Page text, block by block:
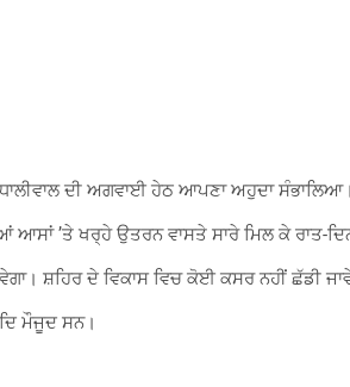
ਦੀ ਅਗਵਾਈ ਹੇਠ ਆਪਣਾ ਅਹੁਦਾ ਸੰਭਾਲਿਆ।
ਆਸਾਂ ’ਤੇ ਖਰ੍ਹੇ ਉਤਰਨ ਵਾਸਤੇ ਸਾਰੇ ਮਿਲ ਕੇ ਰਾਤ-
ਸ਼ਹਿਰ ਦੇ ਵਿਕਾਸ ਵਿਚ ਕੋਈ ਕਸਰ ਨਹੀਂ ਛੱਡੀ
ਮੌਜੂਦ ਸਨ।